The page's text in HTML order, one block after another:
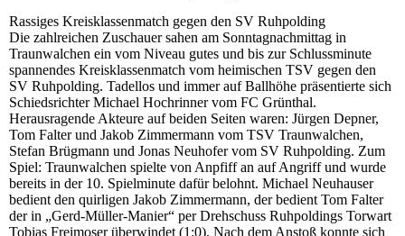
Rassiges Kreisklassenmatch gegen den SV Ruhpolding
Die zahlreichen Zuschauer sahen am Sonntagnachmittag in
Traunwalchen ein vom Niveau gutes und bis zur Schlussminute
spannendes Kreisklassenmatch vom heimischen TSV gegen den
SV Ruhpolding. Tadellos und immer auf Ballhöhe präsentierte sich
Schiedsrichter Michael Hochrinner vom FC Grünthal.
Herausragende Akteure auf beiden Seiten waren: Jürgen Depner,
Tom Falter und Jakob Zimmermann vom TSV Traunwalchen,
Stefan Brügmann und Jonas Neuhofer vom SV Ruhpolding. Zum
Spiel: Traunwalchen spielte von Anpfiff an auf Angriff und wurde
bereits in der 10. Spielminute dafür belohnt. Michael Neuhauser
bedient den quirligen Jakob Zimmermann, der bedient Tom Falter
der in „Gerd-Müller-Manier“ per Drehschuss Ruhpoldings Torwart
Tobias Freimoser überwindet (1:0). Nach dem Anstoß konnte sich